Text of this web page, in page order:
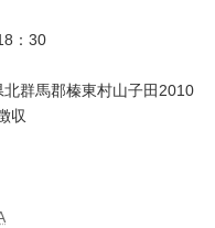
：30
群馬郡榛東村山子田2010
収